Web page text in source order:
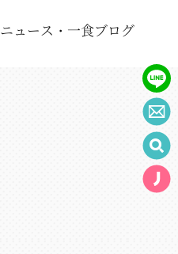
ニュース・一食ブログ